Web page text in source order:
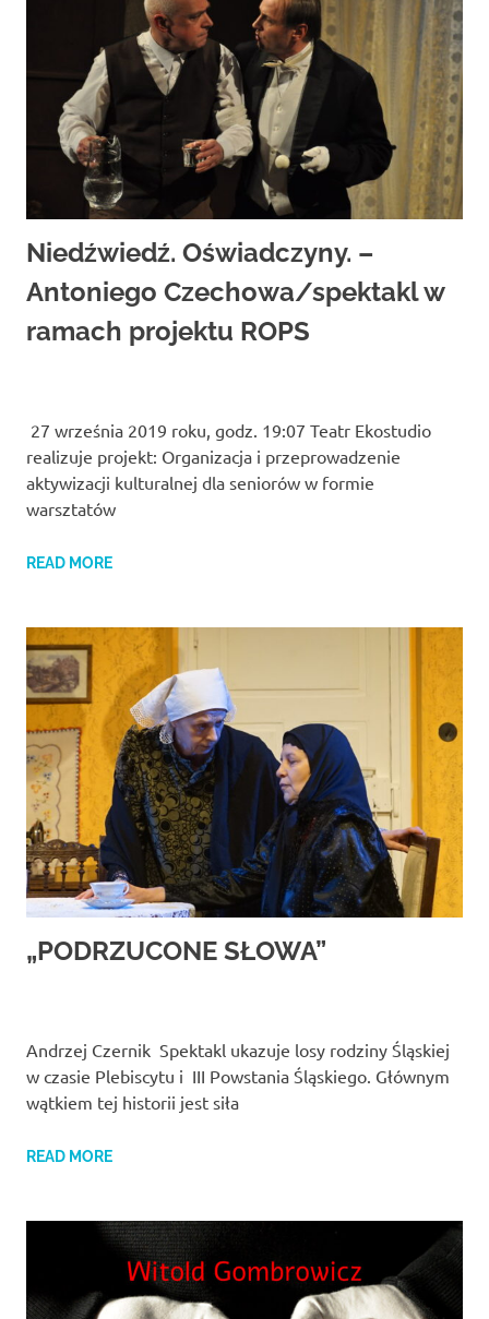
Niedźwiedź. Oświadczyny. –
Antoniego Czechowa/spektakl w
ramach projektu ROPS
27 września 2019 roku, godz. 19:07 Teatr Ekostudio
realizuje projekt: Organizacja i przeprowadzenie
aktywizacji kulturalnej dla seniorów w formie
warsztatów
READ MORE
„PODRZUCONE SŁOWA”
Andrzej Czernik Spektakl ukazuje losy rodziny Śląskiej
w czasie Plebiscytu i III Powstania Śląskiego. Głównym
wątkiem tej historii jest siła
READ MORE